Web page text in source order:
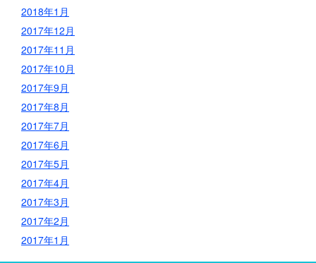
2018年1月
2017年12月
2017年11月
2017年10月
2017年9月
2017年8月
2017年7月
2017年6月
2017年5月
2017年4月
2017年3月
2017年2月
2017年1月